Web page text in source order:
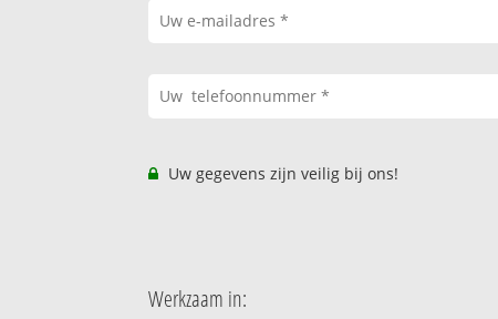
Uw gegevens zijn veilig bij ons!
Werkzaam in: